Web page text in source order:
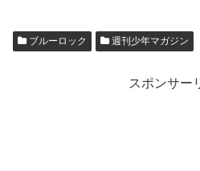
ブルーロック 週刊少年マガジン
スポンサー